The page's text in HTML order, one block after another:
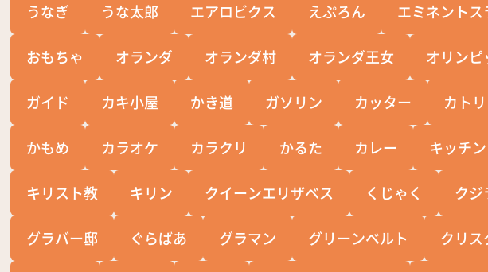
うなぎ うな太郎 エアロビクス えぷろん エミネントス
おもちゃ オランダ オランダ村 オランダ王女 オリンピ
ガイド カキ小屋 かき道 ガソリン カッター カト
かもめ カラオケ カラクリ かるた カレー キッチ
キリスト教 キリン クイーンエリザベス くじゃく クジ
グラバー邸 ぐらばあ グラマン グリーンベルト クリス